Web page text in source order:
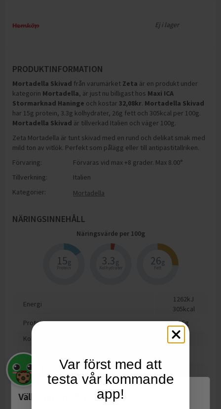
Ej i lager
PRODUKTINFORMATION
Mortadella Skivad från varumärket Zeta är en produkt under
kategorin Mortadella, är just nu billigast hos Maxi ICA
Stormarknad Haninge och kostar 32,08kr. Mortadella Skivad
har 15g protein, 3.3g kolhydrater, 26g fett och 305kcal per 100g.
Mortadella Skivad är tillverkad Italien och väger 100g.
Zeta Mortadella är tunt skivad med en rund och delikat smak med
mild ton av vitlök. Perfekt som pålägg eller till antipastitallriken.
Förvaring:
Förvaras vid max +8 grader. Max 8.00°
Tillverkning:
Italien
Kategorier:
Mortadella
NÄRINGSINNEHÅLL
Näringsvärde per 100g
15g
Protein
3.3g
Kolhydrater
26g
Fett
Energi
1262kJ
305kcal
Protein
15g
Kolhydrat
3.3
Fett
varav mättat fett
Motsvarande salt
Välkommen till Matspar.se
Var först med att
testa vår kommande
app!